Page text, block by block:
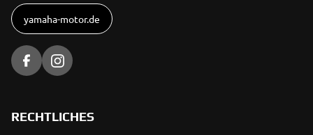
yamaha-motor.de
RECHTLICHES